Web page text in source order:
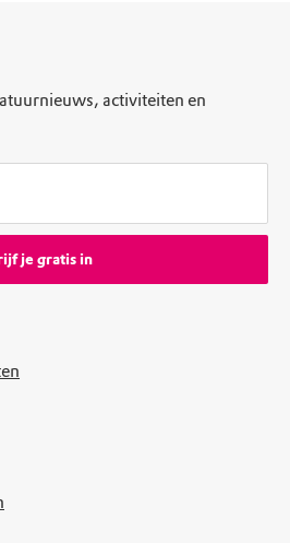
activiteiten en
je gratis in